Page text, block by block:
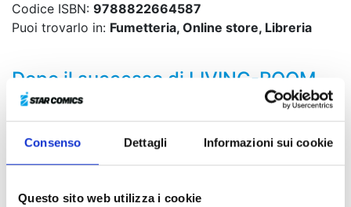
Consenso Dettagli Informazioni sui cookie
Questo sito web utilizza i cookie
Codice ISBN: 9788822664587
Puoi trovarlo in: Fumetteria, Online store, Libreria
Dopo il successo di LIVING-ROOM
MATSUNAGA-SAN e CHOKING ON
LOVE, Star Comics è orgogliosa di
presentare una delle prime opere
realizzate dalla talentuosa Keiko
Iwashita!